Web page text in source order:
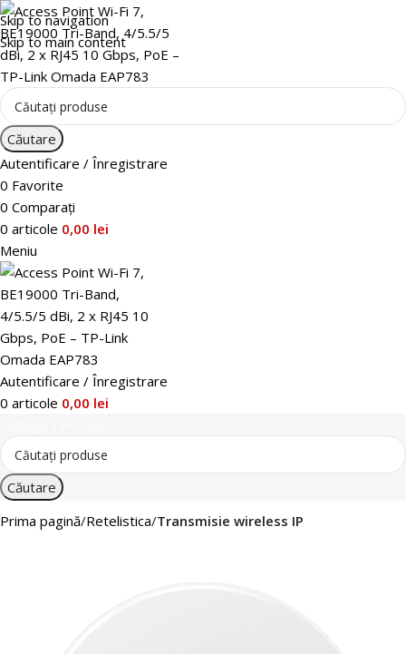
Skip to navigation
Skip to main content
Căutare
Autentificare / Înregistrare
0 Favorite
0 Comparați
0 articole 0,00 lei
Meniu
Autentificare / Înregistrare
0 articole 0,00 lei
Căutare
Prima pagină Retelistica Transmisie wireless IP